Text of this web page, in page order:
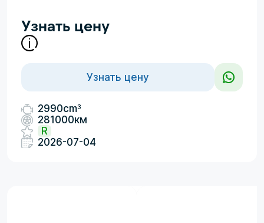
Узнать цену
Узнать цену
2990cm3
281000км
R
2026-07-04